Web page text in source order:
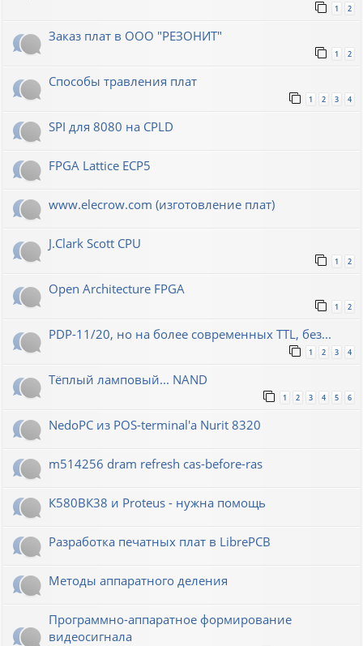
1 2
Заказ плат в ООО "РЕЗОНИТ"
1 2
Способы травления плат
1 2 3 4
SPI для 8080 на CPLD
FPGA Lattice ECP5
www.elecrow.com (изготовление плат)
J.Clark Scott CPU
1 2
Open Architecture FPGA
1 2
PDP-11/20, но на более современных TTL, без...
1 2 3 4
Тёплый ламповый... NAND
1 2 3 4 5 6
NedoPC из POS-terminal'а Nurit 8320
m514256 dram refresh cas-before-ras
К580ВК38 и Proteus - нужна помощь
Разработка печатных плат в LibrePCB
Методы аппаратного деления
Программно-аппаратное формирование
видеосигнала